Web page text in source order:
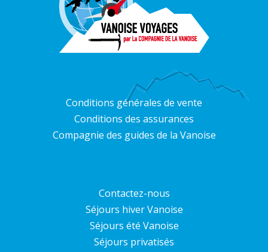
Conditions générales de vente
Conditions des assurances
Compagnie des guides de la Vanoise
Contactez-nous
Séjours hiver Vanoise
Séjours été Vanoise
Séjours privatisés